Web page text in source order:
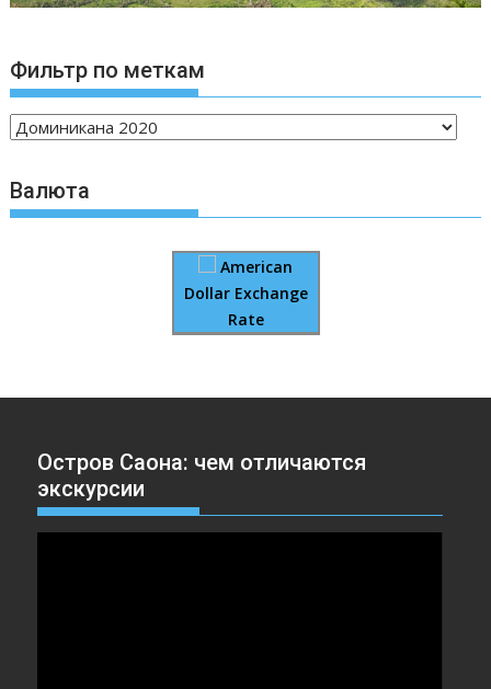
Фильтр по меткам
Валюта
American
Dollar Exchange
Rate
Остров Саона: чем отличаются
экскурсии